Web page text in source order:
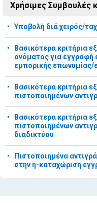
Χρήσιμες Συμβουλές
Υποβολή διά χειρός/
Βασικότερα κριτήρια
ονόματος για εγγραφή
εμπορικής επωνυμίας/
Βασικότερα κριτήρια
πιστοποιημένων
Βασικότερα κριτήρια
πιστοποιημένων
διαδικτύου
Πιστοποιημένα
στην η-καταχώριση